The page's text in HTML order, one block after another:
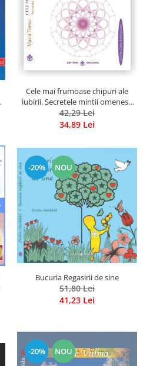
Cele mai frumoase chipuri ale
iubirii. Secretele mintii omenesti
in opera marelui initiat, Rumi
42,29 Lei
34,89 Lei
-20% NOU
Bucuria Regasirii de sine
51,80 Lei
41,23 Lei
-20% NOU